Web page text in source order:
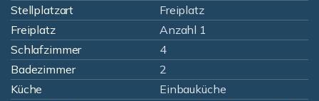
Stellplatzart
Freiplatz
Freiplatz
Anzahl 1
Schlafzimmer
4
Badezimmer
2
Küche
Einbauküche